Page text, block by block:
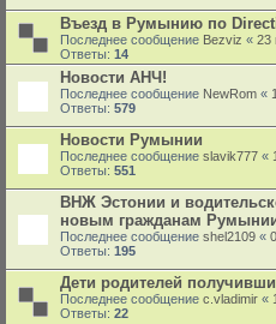
Въезд в Румынию по
Последнее сообщение Bezviz « 23
Ответы: 14
Новости АНЧ!
Последнее сообщение NewRom «
Ответы: 579
Новости Румынии
Последнее сообщение slavik777 «
Ответы: 551
ВНЖ Эстонии и
новым гражданам
Последнее сообщение shel2109 «
Ответы: 195
Дети родителей
Последнее сообщение c.vladimir «
Ответы: 22